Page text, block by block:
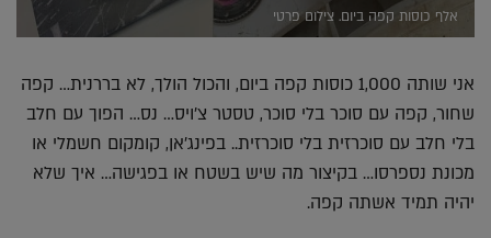
אלף כוסות קפה ביום. צילום פרטי
אני שותה 1,000 כוסות קפה ביום, והכול הולך, לא בררנית… קפה
שחור, קפה עם סוכר בלי סוכר, טסטר צ'ויס… נס… הפוך עם חלב
בלי חלב עם סוכרזית בלי סוכרזית.. בפינג'אן, קומקום חשמלי או
מכונת נספרסו… בקיצור מה שיש בשטח או בפגישה… איך שלא
יהיה תמיד אשתה קפה.